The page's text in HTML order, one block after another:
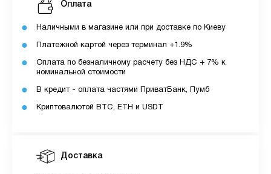
Доставка
Оплата
Наличными в магазине или при доставке по Киеву
Платежной картой через терминал +1.9%
Оплата по безналичному расчету без НДС + 7% к
номинальной стоимости
В кредит - оплата частями ПриватБанк, Пумб
Криптовалютой BTC, ETH и USDT